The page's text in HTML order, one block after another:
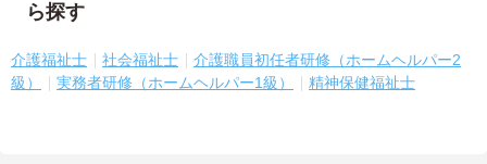
ら探す
介護福祉士 社会福祉士
介護職員初任者研修（ホームヘルパー2
級）
実務者研修（ホームヘルパー1級） 精神保健福祉士